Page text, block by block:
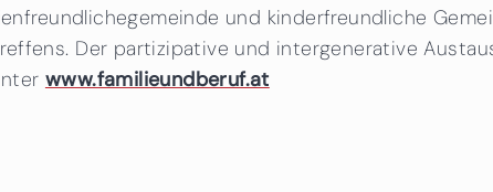
und kinderfreundliche
Der partizipative und intergenerative
www.familieundberuf.at